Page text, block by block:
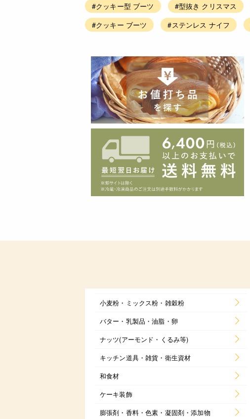
#クッキー型 ブーツ
#型抜き クリスマス
#クッキー ブーツ
#ステンレス ナイフ
小麦粉・ミックス粉・雑穀粉
バター・乳製品・油脂・卵
ナッツ(アーモンド・くるみ等)
キッチン道具・雑貨・衛生資材
和食材
ケーキ装飾
膨張剤・香料・色素・凝固剤・添加物